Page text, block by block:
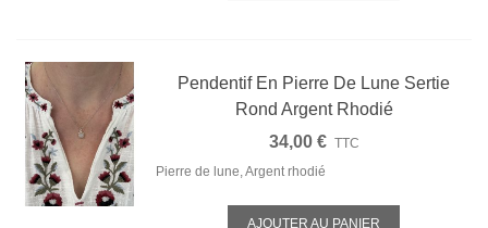
Pendentif En Pierre De Lune Sertie
Rond Argent Rhodié
34,00 € TTC
Pierre de lune, Argent rhodié
AJOUTER AU PANIER